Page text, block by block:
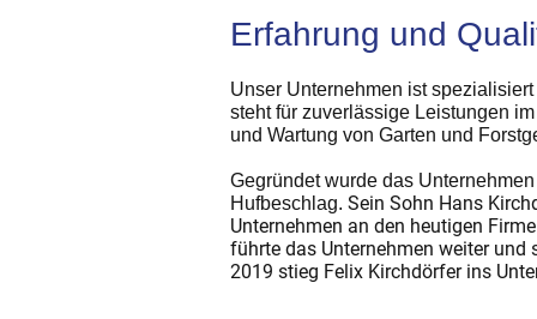
Unser Unternehmen ist
steht für zuverlässige Leistungen
und Wartung von Garten und
Gegründet wurde das
Hufbeschlag. Sein Sohn Hans
Unternehmen an den heutigen
führte das Unternehmen weiter
2019 stieg Felix Kirchdörfer ins
Erfahrung und